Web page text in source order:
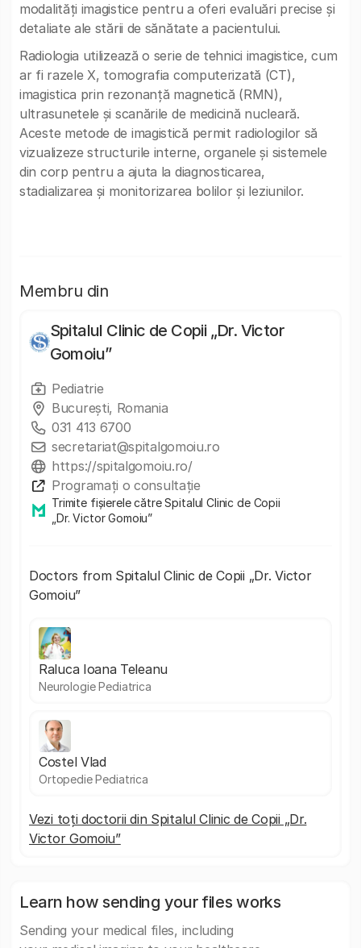
modalități imagistice pentru a oferi evaluări precise și
detaliate ale stării de sănătate a pacientului.
Radiologia utilizează o serie de tehnici imagistice, cum
ar fi razele X, tomografia computerizată (CT),
imagistica prin rezonanță magnetică (RMN),
ultrasunetele și scanările de medicină nucleară.
Aceste metode de imagistică permit radiologilor să
vizualizeze structurile interne, organele și sistemele
din corp pentru a ajuta la diagnosticarea,
stadializarea și monitorizarea bolilor și leziunilor.‍
Membru din
Spitalul Clinic de Copii „Dr. Victor
Gomoiu”
Pediatrie
București, Romania
031 413 6700
secretariat@spitalgomoiu.ro
https://spitalgomoiu.ro/
Programați o consultație
Trimite fișierele către Spitalul Clinic de Copii
„Dr. Victor Gomoiu”
Doctors from Spitalul Clinic de Copii „Dr. Victor
Gomoiu”
Raluca Ioana Teleanu
Neurologie Pediatrica
Costel Vlad
Ortopedie Pediatrica
Vezi toți doctorii din Spitalul Clinic de Copii „Dr.
Victor Gomoiu”
Learn how sending your files works
Sending your medical files, including